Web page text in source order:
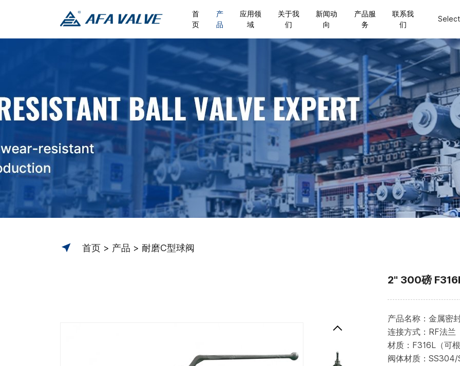
首
页
产
品
应用领
域
关于我
们
新闻动
向
产品服
务
联系我
们
首页 产品 耐磨C型球阀
2" 300磅
产品名称：金属密
连接方式：RF法兰
材质：F316L（可
阀体材质：SS304/